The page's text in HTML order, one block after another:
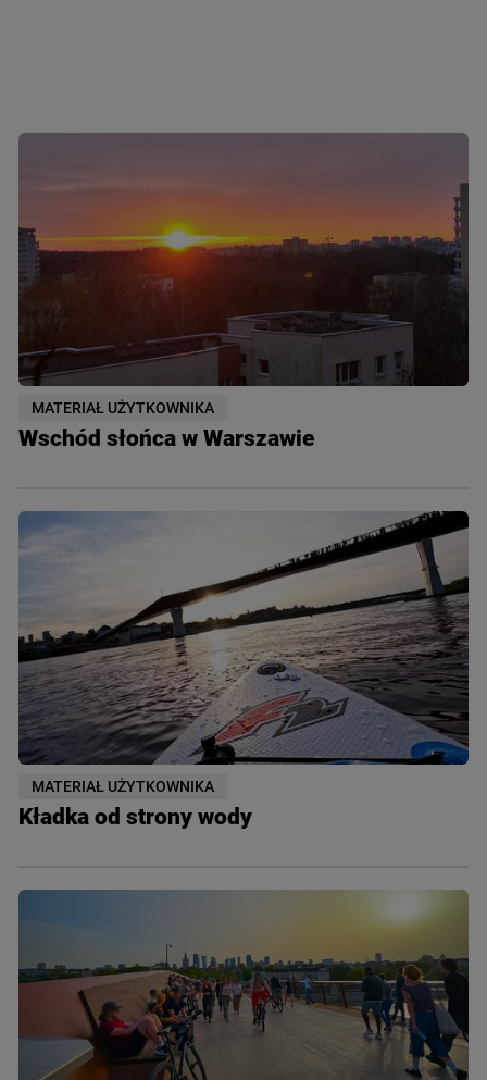
MATERIAŁ UŻYTKOWNIKA
Wschód słońca w Warszawie
MATERIAŁ UŻYTKOWNIKA
Kładka od strony wody